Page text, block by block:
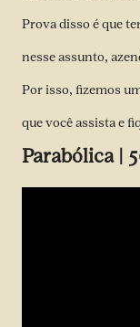
Prova disso é que
nesse assunto,
Por isso, fizemos
que você assista e
Parabólica |